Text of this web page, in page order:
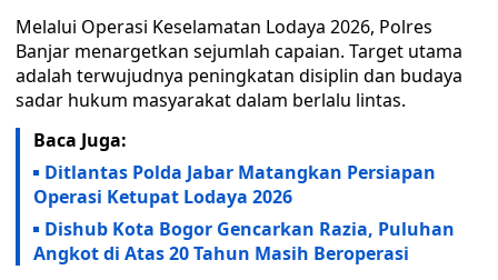
Melalui Operasi Keselamatan Lodaya 2026, Polres
Banjar menargetkan sejumlah capaian. Target utama
adalah terwujudnya peningkatan disiplin dan budaya
sadar hukum masyarakat dalam berlalu lintas.
Baca Juga:
Ditlantas Polda Jabar Matangkan Persiapan
Operasi Ketupat Lodaya 2026
Dishub Kota Bogor Gencarkan Razia, Puluhan
Angkot di Atas 20 Tahun Masih Beroperasi